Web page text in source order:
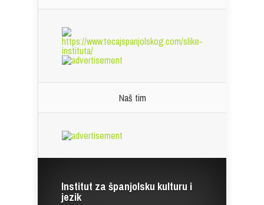
Naš tim
Institut za španjolsku kulturu i
jezik